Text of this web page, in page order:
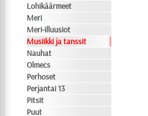
Lohikäärmeet
Meri
Meri-illuusiot
Musiikki ja tanssit
Nauhat
Olmecs
Perhoset
Perjantai 13
Pitsit
Puut